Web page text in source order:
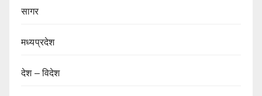
सागर
मध्यप्रदेश
देश – विदेश